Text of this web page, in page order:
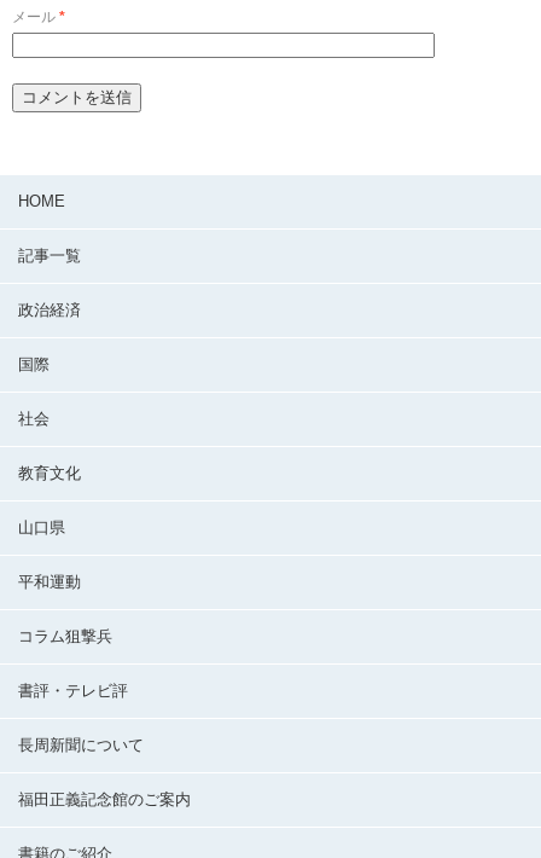
メール *
HOME
記事一覧
政治経済
国際
社会
教育文化
山口県
平和運動
コラム狙撃兵
書評・テレビ評
長周新聞について
福田正義記念館のご案内
書籍のご紹介